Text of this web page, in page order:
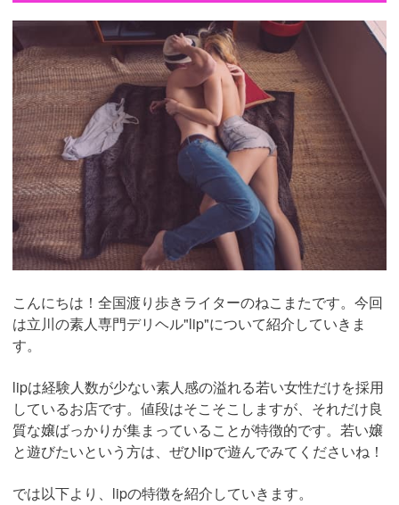
こんにちは！全国渡り歩きライターのねこまたです。今回
は立川の素人専門デリヘル"lip"について紹介していきま
す。
lipは経験人数が少ない素人感の溢れる若い女性だけを採用
しているお店です。値段はそこそこしますが、それだけ良
質な嬢ばっかりが集まっていることが特徴的です。若い嬢
と遊びたいという方は、ぜひlipで遊んでみてくださいね！
では以下より、lipの特徴を紹介していきます。